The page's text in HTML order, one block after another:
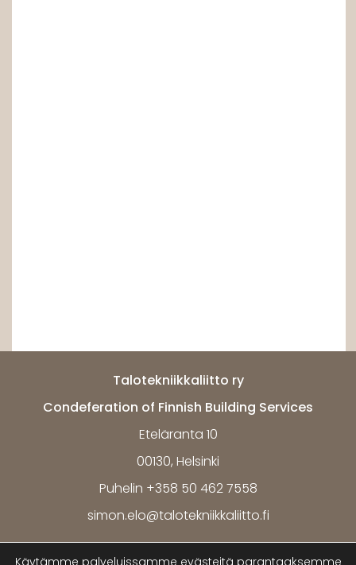
Talotekniikkaliitto ry
Condeferation of Finnish Building Services
Eteläranta 10
00130, Helsinki
Puhelin +358 50 462 7558
simon.elo@talotekniikkaliitto.fi
Käytämme palveluissamme evästeitä parantaaksemme